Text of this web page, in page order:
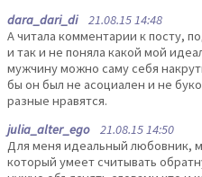
dara_dari_di21.08.15 14:48
А читала комментарии к посту,
и так и не поняла какой мой
мужчину можно саму себя
бы он был не асоциален и не
разные нравятся.
julia_alter_ego21.08.15 14:50
Для меня идеальный любовник,
который умеет считывать